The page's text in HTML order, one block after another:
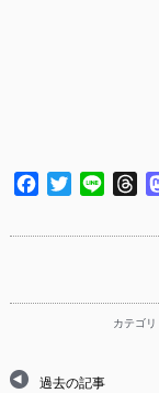
Facebook
TwitterLine
カテゴリ
過去の記事